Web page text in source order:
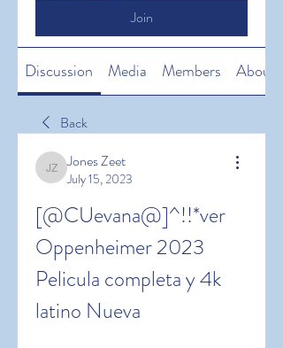
Join
Discussion Media Members About
Back
Jones Zeet
Jones Zeet
July 15, 2023
[@CUevana@]^!!*ver
Oppenheimer 2023
Pelicula completa y 4k
latino Nueva